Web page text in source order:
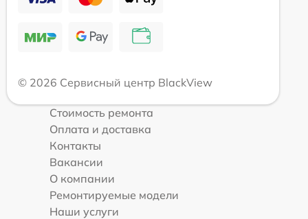
© 2026 Сервисный центр BlackView
Стоимость ремонта
Оплата и доставка
Контакты
Вакансии
О компании
Ремонтируемые модели
Наши услуги